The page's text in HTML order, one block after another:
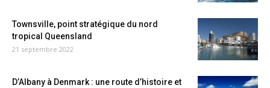
Townsville, point stratégique du nord
tropical Queensland
21 septembre 2022
D’Albany à Denmark : une route d’histoire et